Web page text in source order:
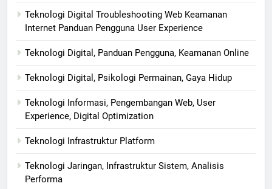
Teknologi Digital Troubleshooting Web Keamanan
Internet Panduan Pengguna User Experience
Teknologi Digital, Panduan Pengguna, Keamanan Online
Teknologi Digital, Psikologi Permainan, Gaya Hidup
Teknologi Informasi, Pengembangan Web, User
Experience, Digital Optimization
Teknologi Infrastruktur Platform
Teknologi Jaringan, Infrastruktur Sistem, Analisis
Performa